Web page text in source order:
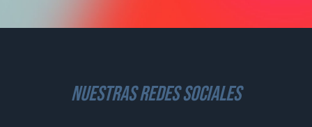
nuestras redes sociales